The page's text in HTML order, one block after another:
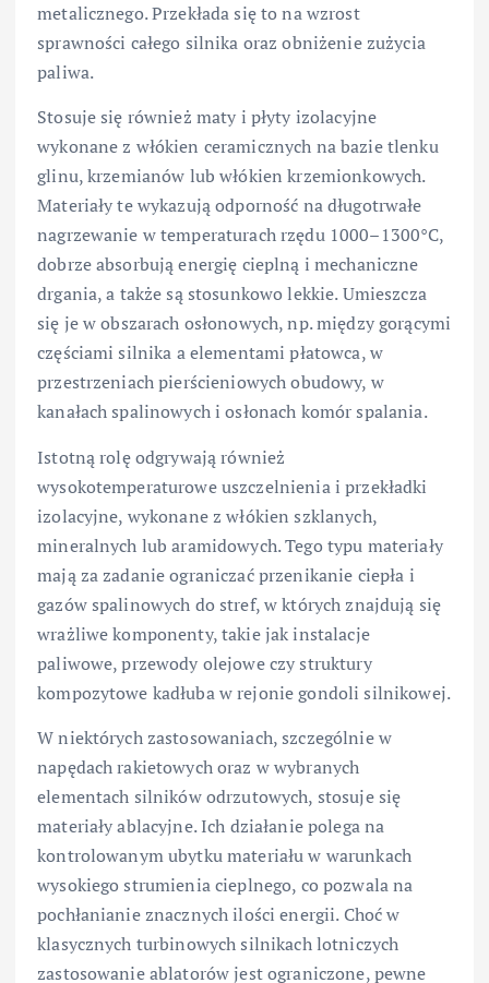
metalicznego. Przekłada się to na wzrost
sprawności całego silnika oraz obniżenie zużycia
paliwa.
Stosuje się również maty i płyty izolacyjne
wykonane z włókien ceramicznych na bazie tlenku
glinu, krzemianów lub włókien krzemionkowych.
Materiały te wykazują odporność na długotrwałe
nagrzewanie w temperaturach rzędu 1000–1300°C,
dobrze absorbują energię cieplną i mechaniczne
drgania, a także są stosunkowo lekkie. Umieszcza
się je w obszarach osłonowych, np. między gorącymi
częściami silnika a elementami płatowca, w
przestrzeniach pierścieniowych obudowy, w
kanałach spalinowych i osłonach komór spalania.
Istotną rolę odgrywają również
wysokotemperaturowe uszczelnienia i przekładki
izolacyjne, wykonane z włókien szklanych,
mineralnych lub aramidowych. Tego typu materiały
mają za zadanie ograniczać przenikanie ciepła i
gazów spalinowych do stref, w których znajdują się
wrażliwe komponenty, takie jak instalacje
paliwowe, przewody olejowe czy struktury
kompozytowe kadłuba w rejonie gondoli silnikowej.
W niektórych zastosowaniach, szczególnie w
napędach rakietowych oraz w wybranych
elementach silników odrzutowych, stosuje się
materiały ablacyjne. Ich działanie polega na
kontrolowanym ubytku materiału w warunkach
wysokiego strumienia cieplnego, co pozwala na
pochłanianie znacznych ilości energii. Choć w
klasycznych turbinowych silnikach lotniczych
zastosowanie ablatorów jest ograniczone, pewne